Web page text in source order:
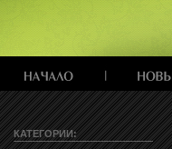
КАТЕГОРИИ: